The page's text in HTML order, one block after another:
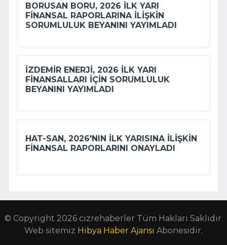
BORUSAN BORU, 2026 ILK YARI
FINANSAL RAPORLARINA ILIŞKIN
SORUMLULUK BEYANINI YAYIMLADI
İZDEMİR ENERJI, 2026 ILK YARI
FINANSALLARI IÇIN SORUMLULUK
BEYANINI YAYIMLADI
HAT-SAN, 2026'NIN ILK YARISINA ILIŞKIN
FINANSAL RAPORLARINI ONAYLADI
© Copyright 2026 cizrehaberler Tüm Hakları Saklıdır.
Web sitemiz Hibya Haber Ajansı Abonesidir.